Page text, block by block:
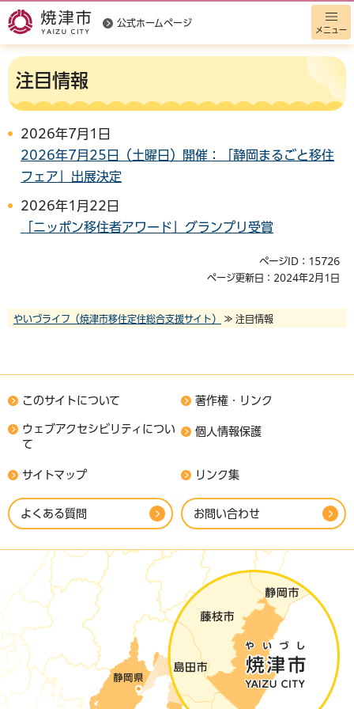
公式ホームページ
メニュー
注目情報
2026年7月1日
2026年7月25日（土曜日）開催：「静岡まるごと移住
フェア」出展決定
2026年1月22日
「ニッポン移住者アワード」グランプリ受賞
ページID：15726
ページ更新日：2024年2月1日
やいづライフ（焼津市移住定住総合支援サイト） ≫ 注目情報
このサイトについて 著作権・リンク
ウェブアクセシビリティについ
て
個人情報保護
サイトマップ リンク集
よくある質問 お問い合わせ